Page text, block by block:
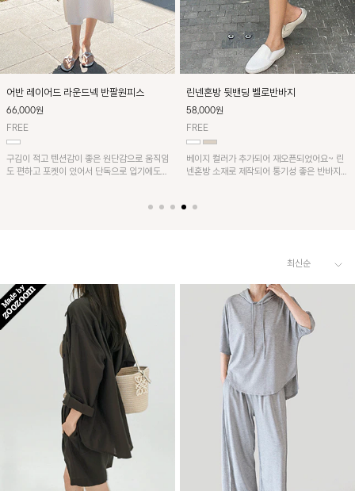
어반 레이어드 라운드넥 반팔원피스
66,000원
FREE
구김이 적고 텐션감이 좋은 원단감으로 움직임
도 편하고 포켓이 있어서 단독으로 입기에도
린넨혼방 뒷밴딩 벨로반바지
58,000원
FREE
베이지 컬러가 추가되어 재오픈되었어요~ 린
넨혼방 소재로 제작되어 통기성 좋은 반바지입
레이어드 블라우스와 함께 코디하시면 더욱 멋